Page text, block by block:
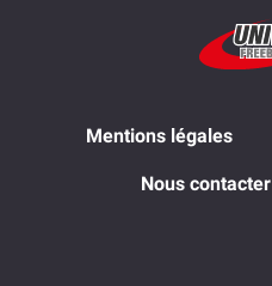
Mentions légales
Nous contacter